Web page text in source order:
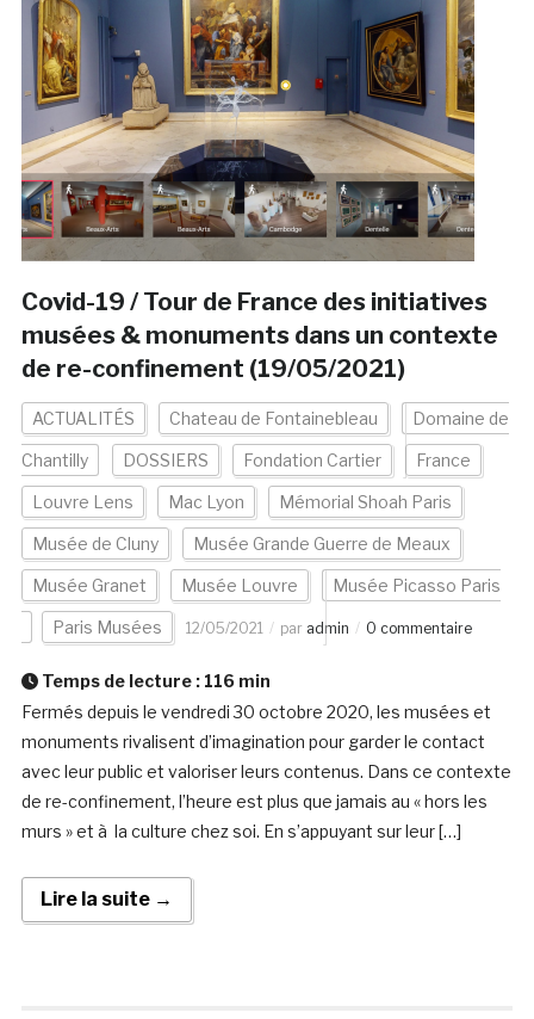
Covid-19 / Tour de France des initiatives
musées & monuments dans un contexte
de re-confinement (19/05/2021)
ACTUALITÉS Chateau de Fontainebleau Domaine de
Chantilly DOSSIERS Fondation Cartier France
Louvre Lens Mac Lyon Mémorial Shoah Paris
Musée de Cluny Musée Grande Guerre de Meaux
Musée Granet Musée Louvre Musée Picasso Paris
Paris Musées 12/05/2021 par admin 0 commentaire
Temps de lecture : 116 min
Fermés depuis le vendredi 30 octobre 2020, les musées et
monuments rivalisent d’imagination pour garder le contact
avec leur public et valoriser leurs contenus. Dans ce contexte
de re-confinement, l’heure est plus que jamais au « hors les
murs » et à la culture chez soi. En s’appuyant sur leur […]
Lire la suite →